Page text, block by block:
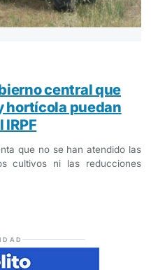
central que
hortícola puedan
IRPF
que no se han atendido las
cultivos ni las reducciones